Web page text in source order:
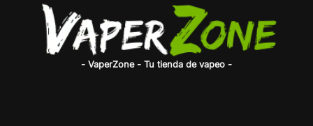
- VaperZone - Tu tienda de vapeo -